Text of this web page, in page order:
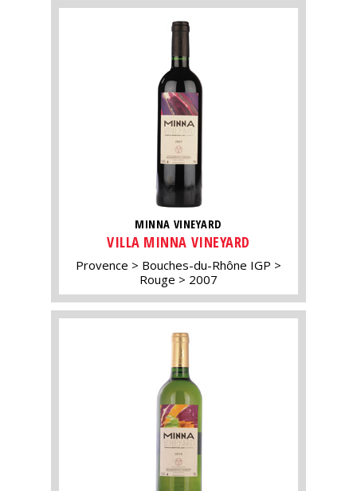
MINNA VINEYARD
VILLA MINNA VINEYARD
Provence
Bouches-du-Rhône IGP
Rouge
2007